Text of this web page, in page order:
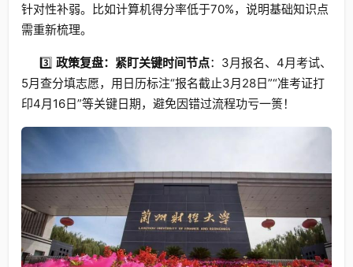
针对性补弱。比如计算机得分率低于70%，说明基础知识点
需重新梳理。
3️⃣ 政策复盘：紧盯关键时间节点：3月报名、4月考试、
5月查分填志愿，用日历标注“报名截止3月28日”“准考证打
印4月16日”等关键日期，避免因错过流程功亏一篑！